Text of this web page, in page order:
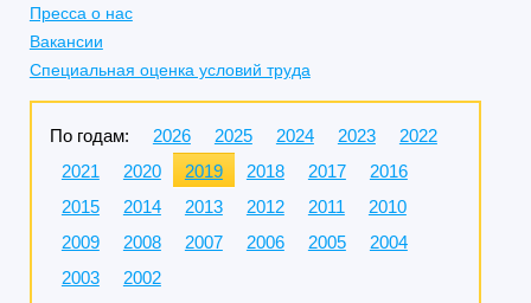
Пресса о нас
Вакансии
Специальная оценка условий труда
По годам: 2026 2025 2024 2023
2022
2021
2020 2019 2018 2017
2016
2015
2014 2013 2012 2011
2010
2009
2008 2007 2006 2005
2004
2003
2002